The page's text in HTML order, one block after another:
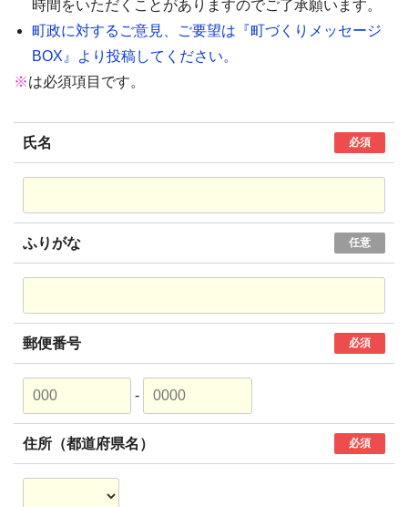
時間をいただくことがありますのでご了承願います。
町政に対するご意見、ご要望は『町づくりメッセージ
BOX』より投稿してください。
※は必須項目です。
氏名 必須
ふりがな 任意
郵便番号 必須
-
住所（都道府県名） 必須